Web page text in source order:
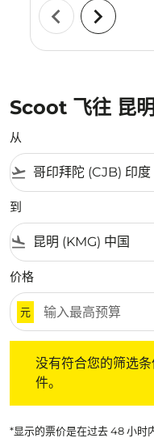
chevron_left chevron_right
Scoot 飞往 昆
从
flight_takeoff
到
flight_land
价格
元
没有符合您的筛选
件。
*显示的票价是在过去 48 小时